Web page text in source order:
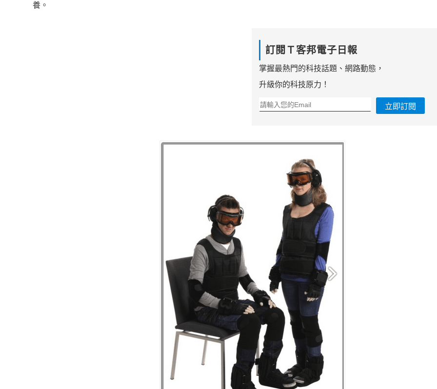
養。
訂閱Ｔ客邦電子日報
掌握最熱門的科技話題、網路動態，
升級你的科技原力！
立即訂閱